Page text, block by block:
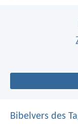
Bibelvers des